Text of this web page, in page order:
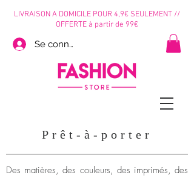
LIVRAISON A DOMICILE POUR 4,9€ SEULEMENT //
OFFERTE à partir de 99€
Se connecter
Prêt-à-porter
Des matières, des couleurs, des imprimés, des